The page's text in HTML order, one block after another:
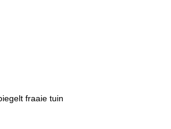
fraaie tuin